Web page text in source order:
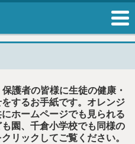
護者の皆様に生徒の健康・
するお手紙です。オレンジ
ホームページでも見られる
園、千倉小学校でも同様の
リックしてご覧ください。